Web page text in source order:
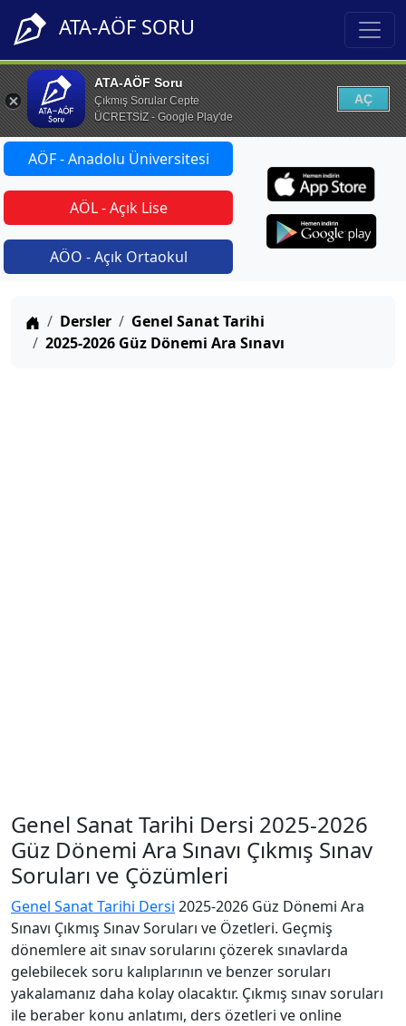
ATA-AÖF SORU
ATA-AÖF Soru
Çıkmış Sorular Cepte
ÜCRETSİZ - Google Play'de
AÇ
AÖF - Anadolu Üniversitesi
AÖL - Açık Lise
AÖO - Açık Ortaokul
Anasayfa
Dersler
Genel Sanat Tarihi
2025-2026 Güz Dönemi Ara Sınavı
Genel Sanat Tarihi Dersi 2025-2026
Güz Dönemi Ara Sınavı Çıkmış Sınav
Soruları ve Çözümleri
Genel Sanat Tarihi Dersi 2025-2026 Güz Dönemi Ara
Sınavı Çıkmış Sınav Soruları ve Özetleri. Geçmiş
dönemlere ait sınav sorularını çözerek sınavlarda
gelebilecek soru kalıplarının ve benzer soruları
yakalamanız daha kolay olacaktır. Çıkmış sınav soruları
ile beraber konu anlatımı, ders özetleri ve online